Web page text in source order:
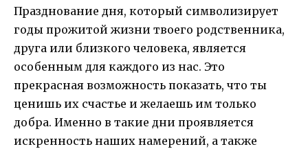
Празднование дня, который символизирует
годы прожитой жизни твоего родственника,
друга или близкого человека, является
особенным для каждого из нас. Это
прекрасная возможность показать, что ты
ценишь их счастье и желаешь им только
добра. Именно в такие дни проявляется
искренность наших намерений, а также